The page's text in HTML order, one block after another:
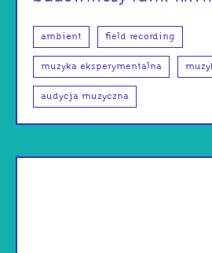
ambient field recording
muzyka eksperymentalna
audycja muzyczna